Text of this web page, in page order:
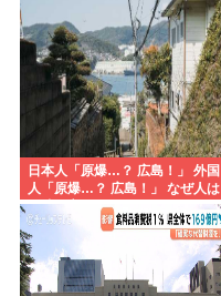
日本人「原爆…？ 広島！」 外国
人「原爆…？ 広島！」 なぜ人は
長崎を忘れるのか